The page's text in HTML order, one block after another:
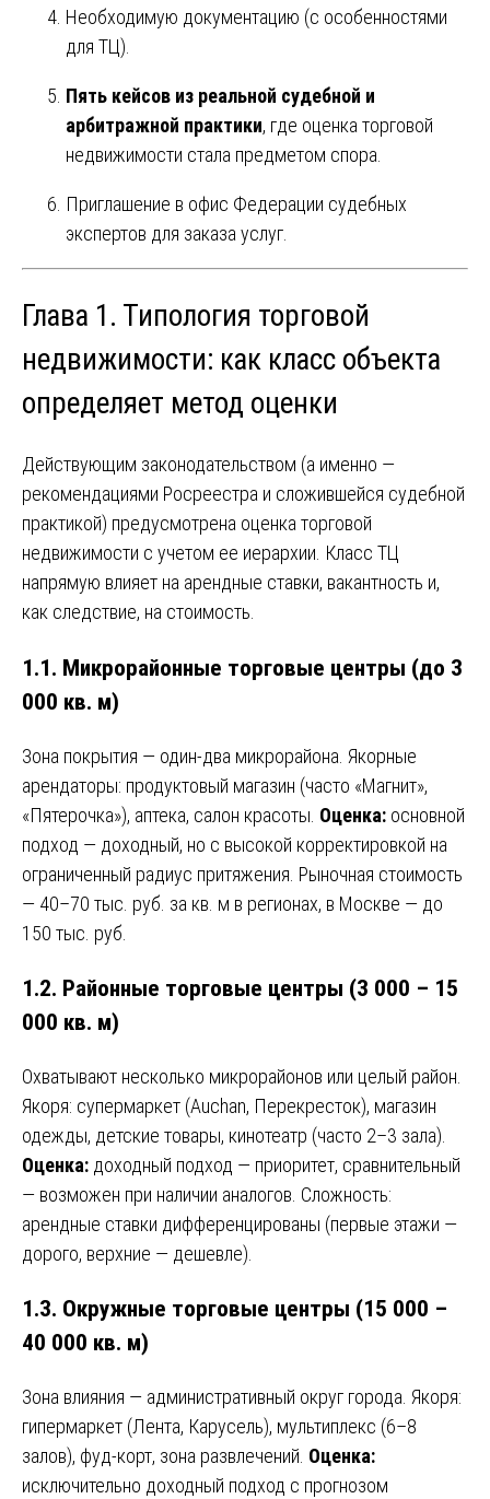
Необходимую документацию (с особенностями
для ТЦ).
Пять кейсов из реальной судебной и
арбитражной практики, где оценка торговой
недвижимости стала предметом спора.
Приглашение в офис Федерации судебных
экспертов для заказа услуг.
Глава 1. Типология торговой
недвижимости: как класс объекта
определяет метод оценки
Действующим законодательством (а именно —
рекомендациями Росреестра и сложившейся судебной
практикой) предусмотрена оценка торговой
недвижимости с учетом ее иерархии. Класс ТЦ
напрямую влияет на арендные ставки, вакантность и,
как следствие, на стоимость.
1.1. Микрорайонные торговые центры (до 3
000 кв. м)
Зона покрытия — один-два микрорайона. Якорные
арендаторы: продуктовый магазин (часто «Магнит»,
«Пятерочка»), аптека, салон красоты. Оценка: основной
подход — доходный, но с высокой корректировкой на
ограниченный радиус притяжения. Рыночная стоимость
— 40–70 тыс. руб. за кв. м в регионах, в Москве — до
150 тыс. руб.
1.2. Районные торговые центры (3 000 – 15
000 кв. м)
Охватывают несколько микрорайонов или целый район.
Якоря: супермаркет (Auchan, Перекресток), магазин
одежды, детские товары, кинотеатр (часто 2–3 зала).
Оценка: доходный подход — приоритет, сравнительный
— возможен при наличии аналогов. Сложность:
арендные ставки дифференцированы (первые этажи —
дорого, верхние — дешевле).
1.3. Окружные торговые центры (15 000 –
40 000 кв. м)
Зона влияния — административный округ города. Якоря:
гипермаркет (Лента, Карусель), мультиплекс (6–8
залов), фуд-корт, зона развлечений. Оценка:
исключительно доходный подход с прогнозом